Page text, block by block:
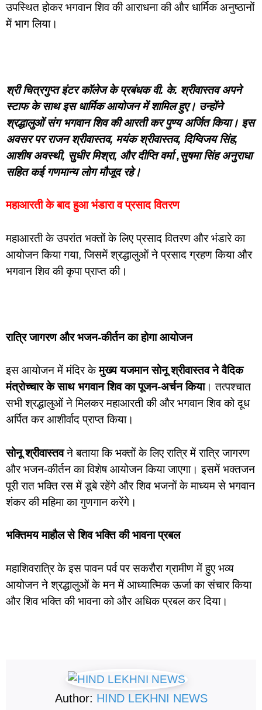
उपस्थित होकर भगवान शिव की आराधना की और धार्मिक अनुष्ठानों
में भाग लिया।
श्री चित्रगुप्त इंटर कॉलेज के प्रबंधक वी. के. श्रीवास्तव अपने
स्टाफ के साथ इस धार्मिक आयोजन में शामिल हुए। उन्होंने
श्रद्धालुओं संग भगवान शिव की आरती कर पुण्य अर्जित किया। इस
अवसर पर राजन श्रीवास्तव, मयंक श्रीवास्तव, दिग्विजय सिंह,
आशीष अवस्थी, सुधीर मिश्रा, और दीप्ति वर्मा ,सुषमा सिंह अनुराधा
सहित कई गणमान्य लोग मौजूद रहे।
महाआरती के बाद हुआ भंडारा व प्रसाद वितरण
महाआरती के उपरांत भक्तों के लिए प्रसाद वितरण और भंडारे का
आयोजन किया गया, जिसमें श्रद्धालुओं ने प्रसाद ग्रहण किया और
भगवान शिव की कृपा प्राप्त की।
रात्रि जागरण और भजन-कीर्तन का होगा आयोजन
इस आयोजन में मंदिर केमुख्य यजमान सोनू श्रीवास्तव ने वैदिक
मंत्रोच्चार के साथ भगवान शिव का पूजन-अर्चन किया। तत्पश्चात
सभी श्रद्धालुओं ने मिलकर महाआरती की और भगवान शिव को दूध
अर्पित कर आशीर्वाद प्राप्त किया।
सोनू श्रीवास्तवने बताया कि भक्तों के लिए रात्रि में रात्रि जागरण
और भजन-कीर्तन का विशेष आयोजन किया जाएगा। इसमें भक्तजन
पूरी रात भक्ति रस में डूबे रहेंगे और शिव भजनों के माध्यम से भगवान
शंकर की महिमा का गुणगान करेंगे।
भक्तिमय माहौल से शिव भक्ति की भावना प्रबल
महाशिवरात्रि के इस पावन पर्व पर सकरौरा ग्रामीण में हुए भव्य
आयोजन ने श्रद्धालुओं के मन में आध्यात्मिक ऊर्जा का संचार किया
और शिव भक्ति की भावना को और अधिक प्रबल कर दिया।
Author: HIND LEKHNI NEWS